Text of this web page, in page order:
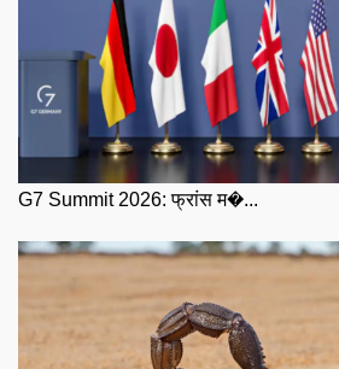
G7 Summit 2026: फ्रांस म�...